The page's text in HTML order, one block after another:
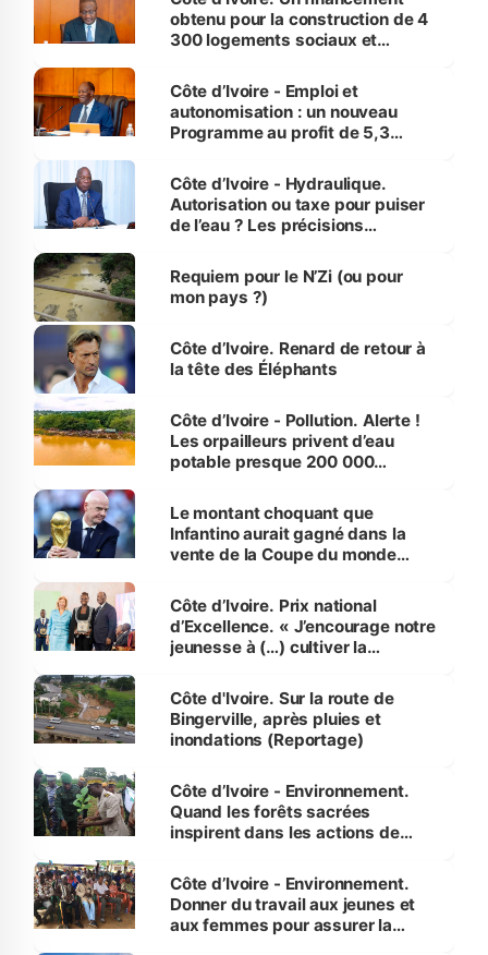
obtenu pour la construction de 4
300 logements sociaux et
et Yamoussoukro
Côte d’Ivoire - Emploi et
autonomisation : un nouveau
Programme au profit de 5,3
Côte d’Ivoire - Hydraulique.
Autorisation ou taxe pour puiser
de l’eau ? Les précisions
Requiem pour le N’Zi (ou pour
mon pays ?)
Côte d’Ivoire. Renard de retour à
la tête des Éléphants
Côte d’Ivoire - Pollution. Alerte !
Les orpailleurs privent d’eau
potable presque 200 000
Le montant choquant que
Infantino aurait gagné dans la
vente de la Coupe du monde
Côte d’Ivoire. Prix national
d’Excellence. « J’encourage notre
jeunesse à (…) cultiver la
(Alassane Ouattara
Côte d'Ivoire. Sur la route de
Bingerville, après pluies et
inondations (Reportage)
Côte d’Ivoire - Environnement.
Quand les forêts sacrées
inspirent dans les actions de
Côte d’Ivoire - Environnement.
Donner du travail aux jeunes et
aux femmes pour assurer la